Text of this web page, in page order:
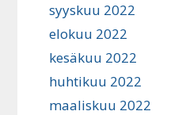
syyskuu 2022
elokuu 2022
kesäkuu 2022
huhtikuu 2022
maaliskuu 2022